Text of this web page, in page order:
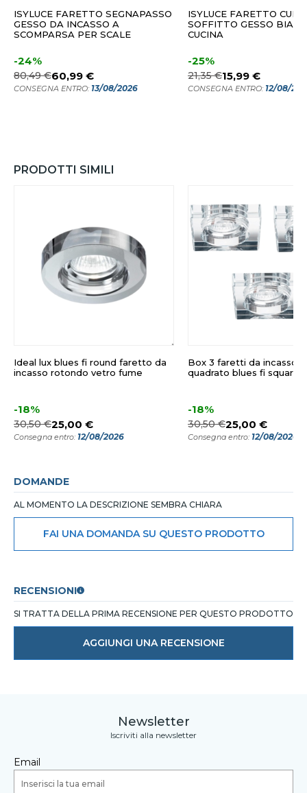
ISYLUCE FARETTO SEGNAPASSO
GESSO DA INCASSO A
SCOMPARSA PER SCALE
-24%
80,49 €60,99 €
CONSEGNA ENTRO: 13/08/2026
ISYLUCE FARETTO
SOFFITTO GESSO
CUCINA
-25%
21,35 €15,99 €
CONSEGNA ENTRO: 12/08/
PRODOTTI SIMILI
Ideal lux blues fi round faretto da
incasso rotondo vetro fume
-18%
30,50 €25,00 €
Consegna entro: 12/08/2026
Box 3 faretti da incasso
quadrato blues fi square
-18%
30,50 €25,00 €
Consegna entro: 12/08/2026
DOMANDE
AL MOMENTO LA DESCRIZIONE SEMBRA CHIARA
FAI UNA DOMANDA SU QUESTO PRODOTTO
RECENSIONI
SI TRATTA DELLA PRIMA RECENSIONE PER QUESTO PRODOTTO
AGGIUNGI UNA RECENSIONE
Newsletter
Iscriviti alla newsletter
Email